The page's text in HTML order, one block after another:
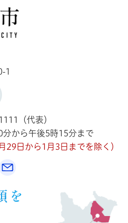
1
（代表）
分から午後5時15分まで
29日から1月3日までを除く）
X公式LINE
高萩市YouTube公式チャンネル